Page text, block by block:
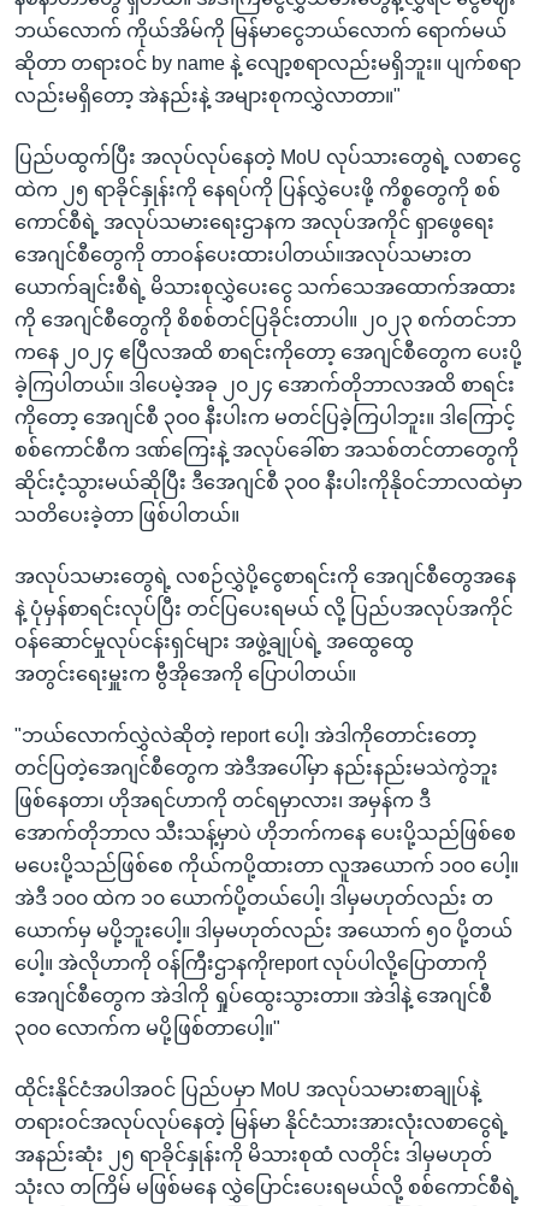
ဘယ်လောက် ကိုယ်အိမ်ကို မြန်မာငွေဘယ်လောက် ရောက်မယ်
ဆိုတာ တရားဝင် by name နဲ့ လျော့စရာလည်းမရှိဘူး။ ပျက်စရာ
လည်းမရှိတော့ အဲနည်းနဲ့ အများစုကလွှဲလာတာ။"
ပြည်ပထွက်ပြီး အလုပ်လုပ်နေတဲ့ MoU လုပ်သားတွေရဲ့ လစာငွေ
ထဲက ၂၅ ရာခိုင်နှုန်းကို နေရပ်ကို ပြန်လွှဲပေးဖို့ ကိစ္စတွေကို စစ်
ကောင်စီရဲ့ အလုပ်သမားရေးဌာနက အလုပ်အကိုင် ရှာဖွေရေး
အေဂျင်စီတွေကို တာဝန်ပေးထားပါတယ်။အလုပ်သမားတ
ယောက်ချင်းစီရဲ့ မိသားစုလွှဲပေးငွေ သက်သေအထောက်အထား
ကို အေဂျင်စီတွေကို စိစစ်တင်ပြခိုင်းတာပါ။ ၂၀၂၃ စက်တင်ဘာ
ကနေ ၂၀၂၄ ဧပြီလအထိ စာရင်းကိုတော့ အေဂျင်စီတွေက ပေးပို့
ခဲ့ကြပါတယ်။ ဒါပေမဲ့အခု ၂၀၂၄ အောက်တိုဘာလအထိ စာရင်း
ကိုတော့ အေဂျင်စီ ၃၀၀ နီးပါးက မတင်ပြခဲ့ကြပါဘူး။ ဒါကြောင့်
စစ်ကောင်စီက ဒဏ်ကြေးနဲ့ အလုပ်ခေါ်စာ အသစ်တင်တာတွေကို
ဆိုင်းငံ့သွားမယ်ဆိုပြီး ဒီအေဂျင်စီ ၃၀၀ နီးပါးကိုနိုဝင်ဘာလထဲမှာ
သတိပေးခဲ့တာ ဖြစ်ပါတယ်။
အလုပ်သမားတွေရဲ့ လစဉ်လွှဲပို့ငွေစာရင်းကို အေဂျင်စီတွေအနေ
နဲ့ ပုံမှန်စာရင်းလုပ်ပြီး တင်ပြပေးရမယ် လို့ ပြည်ပအလုပ်အကိုင်
ဝန်ဆောင်မှုလုပ်ငန်းရှင်များ အဖွဲ့ချုပ်ရဲ့ အထွေထွေ
အတွင်းရေးမှူးက ဗွီအိုအေကို ပြောပါတယ်။
"ဘယ်လောက်လွှဲလဲဆိုတဲ့ report ပေါ့၊ အဲဒါကိုတောင်းတော့
တင်ပြတဲ့အေဂျင်စီတွေက အဲဒီအပေါ်မှာ နည်းနည်းမသဲကွဲဘူး
ဖြစ်နေတာ၊ ဟိုအရင်ဟာကို တင်ရမှာလား၊ အမှန်က ဒီ
အောက်တိုဘာလ သီးသန့်မှာပဲ ဟိုဘက်ကနေ ပေးပို့သည်ဖြစ်စေ
မပေးပို့သည်ဖြစ်စေ ကိုယ်ကပို့ထားတာ လူအယောက် ၁၀၀ ပေါ့။
အဲဒီ ၁၀၀ ထဲက ၁၀ ယောက်ပို့တယ်ပေါ့၊ ဒါမှမဟုတ်လည်း တ
ယောက်မှ မပို့ဘူးပေါ့။ ဒါမှမဟုတ်လည်း အယောက် ၅၀ ပို့တယ်
ပေါ့။ အဲလိုဟာကို ဝန်ကြီးဌာနကိုreport လုပ်ပါလို့ပြောတာကို
အေဂျင်စီတွေက အဲဒါကို ရှုပ်ထွေးသွားတာ။ အဲဒါနဲ့ အေဂျင်စီ
၃၀၀ လောက်က မပို့ဖြစ်တာပေါ့။"
ထိုင်းနိုင်ငံအပါအဝင် ပြည်ပမှာ MoU အလုပ်သမားစာချုပ်နဲ့
တရားဝင်အလုပ်လုပ်နေတဲ့ မြန်မာ နိုင်ငံသားအားလုံးလစာငွေရဲ့
အနည်းဆုံး ၂၅ ရာခိုင်နှုန်းကို မိသားစုထံ လတိုင်း ဒါမှမဟုတ်
သုံးလ တကြိမ် မဖြစ်မနေ လွှဲပြောင်းပေးရမယ်လို့ စစ်ကောင်စီရဲ့